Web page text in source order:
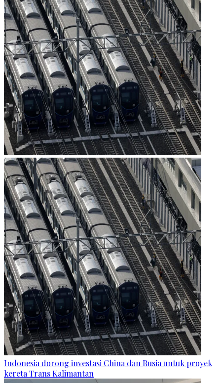
Indonesia dorong investasi China dan Rusia untuk proyek
kereta Trans Kalimantan